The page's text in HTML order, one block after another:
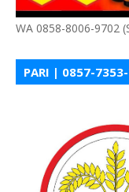
WA 0858-8006-9702
PARI | 0857-